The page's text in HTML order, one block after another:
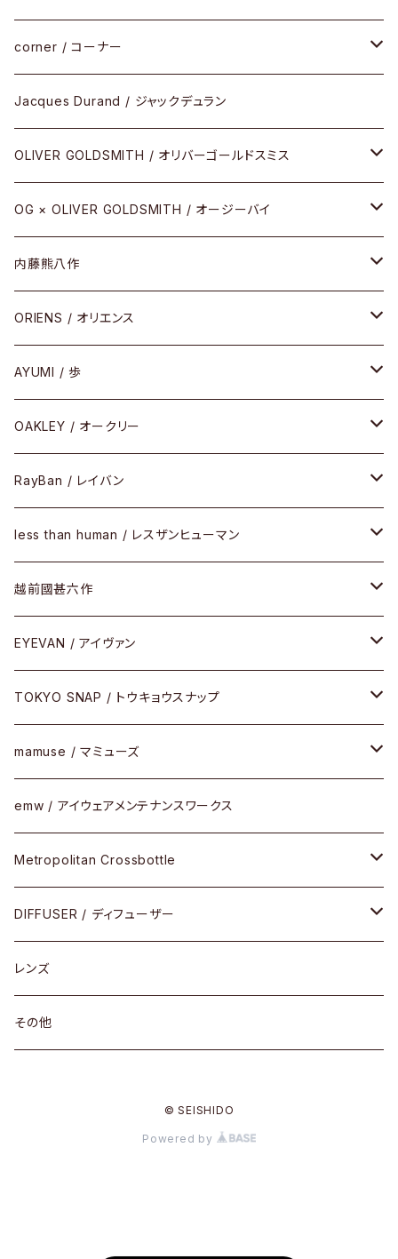
サングラス
アパレル
その他
CELLULOID（CRAFTSMAN EDITION）
SHINBARI（CRAFTSMAN EDITION）
URUSHI（CRAFTSMAN EDITION）
REVIVAL EDITION
HEAVY EDITION
COMBI （コンビシリーズ）
PREMIUM（プレミアムシリーズ）
PLASTIC（プラスティックシリーズ）
SIRMONT（サーモントシリーズ）
SUNSHIFT
ケア用品
corner / コーナー
リサーチシリーズ
サブリメイションシリーズ
Jacques Durand / ジャックデュラン
OLIVER GOLDSMITH / オリバーゴールドスミス
メタル
セル
コンビ
OG × OLIVER GOLDSMITH / オージーバイ
メタル
セル
コンビ
内藤熊八作
セル
メタル
コンビ
ORIENS / オリエンス
セルフレーム
メタルフレーム
その他
AYUMI / 歩
セルフレーム
OAKLEY / オークリー
メガネフレーム
サングラス
Frogskins(フロッグスキン )
Latch(ラッチ)
その他
修理
小物
RayBan / レイバン
メガネフレーム
サングラス
その他
less than human / レスザンヒューマン
メガネフレーム
サングラス
その他
越前國甚六作
セルフレーム
メタルフレーム
コンビフレーム
EYEVAN / アイヴァン
メガネ
サングラス
その他
TOKYO SNAP / トウキョウスナップ
セルフレーム
メタルフレーム
コンビネーション
mamuse / マミューズ
セル
メタル
コンビ
emw / アイウェアメンテナンスワークス
Metropolitan Crossbottle
30cm×30cm
18cm×13cm
DIFFUSER / ディフューザー
グラスコード
メガネケース
レンズ
その他
© SEISHIDO
Powered by